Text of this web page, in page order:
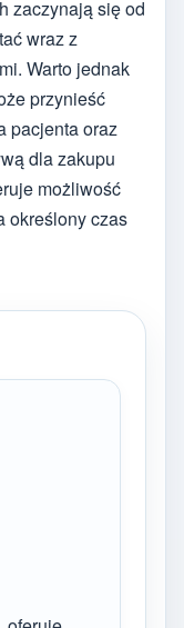
zaczynają się od
wraz z
Warto jednak
przynieść
pacjenta oraz
dla zakupu
możliwość
określony czas